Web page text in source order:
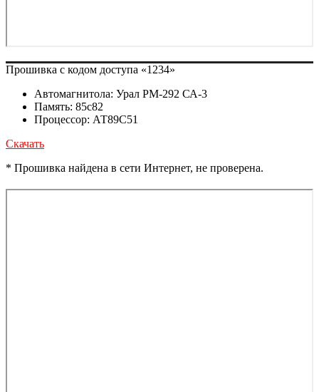
Прошивка с кодом доступа «1234»
Автомагнитола: Урал РМ-292 СА-3
Память: 85с82
Процессор: АТ89С51
Скачать
* Прошивка найдена в сети Интернет, не проверена.